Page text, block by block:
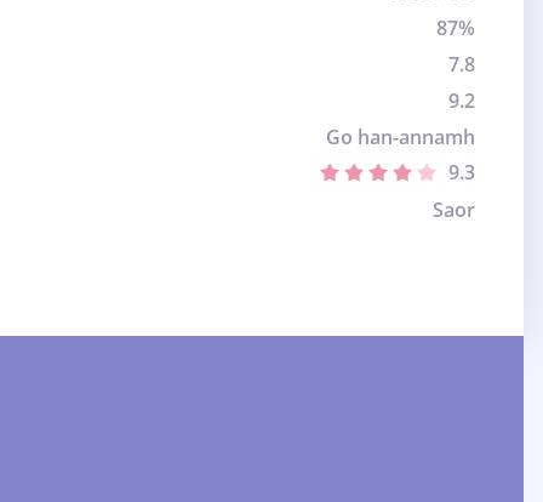
87%
7.8
9.2
Go han-annamh
9.3
Saor